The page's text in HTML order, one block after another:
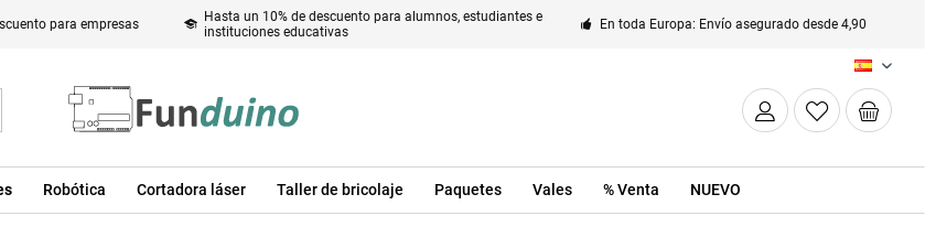
para empresas
Hasta un 10% de descuento para alumnos, estudiantes e
instituciones educativas
En toda Europa: Envío asegurado desde 4,90
ES
Robótica Cortadora láser Taller de bricolaje Paquetes Vales % Venta NUEVO